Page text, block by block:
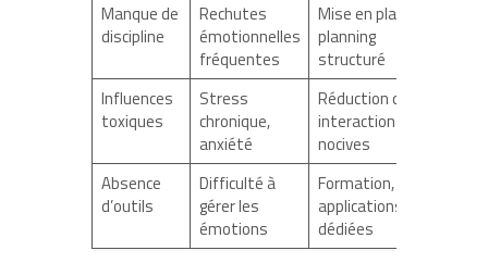
Manque de
discipline
Rechutes
émotionnelles
fréquentes
Mise en place d’un
planning
structuré
Influences
toxiques
Stress
chronique,
anxiété
Réduction des
interactions
nocives
Absence
d’outils
Difficulté à
gérer les
émotions
Formation,
applications
dédiées